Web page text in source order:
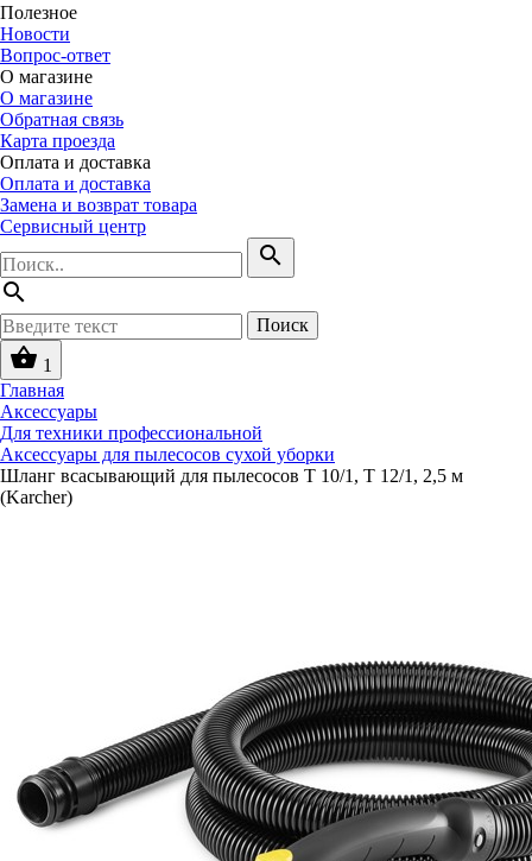
Полезное
Новости
Вопрос-ответ
О магазине
О магазине
Обратная связь
Карта проезда
Оплата и доставка
Оплата и доставка
Замена и возврат товара
Сервисный центр
search
search
Поиск
shopping_basket 1
Главная
Аксессуары
Для техники профессиональной
Аксессуары для пылесосов сухой уборки
Шланг всасывающий для пылесосов T 10/1, T 12/1, 2,5 м
(Karcher)